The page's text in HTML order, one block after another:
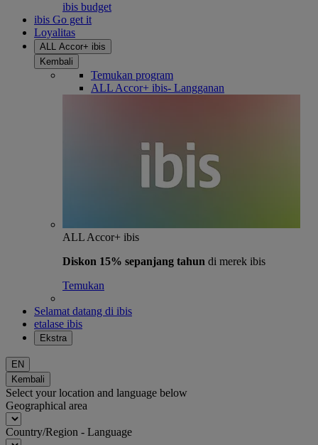
ibis budget
ibis Go get it
Loyalitas
ALL Accor+ ibis
Kembali
Temukan program
ALL Accor+ ibis- Langganan
ALL Accor+ ibis
Diskon 15% sepanjang tahun di merek ibis
Temukan
Selamat datang di ibis
etalase ibis
Ekstra
EN
Kembali
Select your location and language below
Geographical area
Country/Region - Language